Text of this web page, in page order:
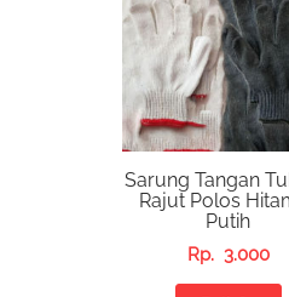
Sarung Tangan
Rajut Polos
Putih
Rp. 3.000